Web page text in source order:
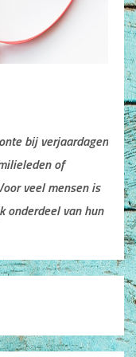
bij verjaardagen
of
veel mensen is
onderdeel van hun
boek is dan een
maar er zijn
ze als geschenk
te noemen
zijn